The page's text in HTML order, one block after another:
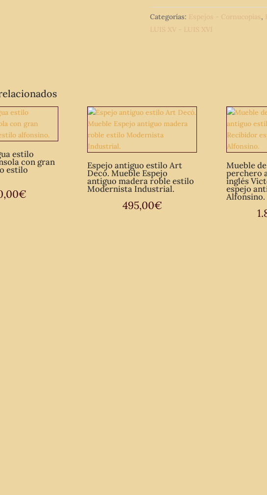
estilo
Luis
XV.
cantidad
Categorías: Espejos - Cornucopias,
LUIS XV - LUIS XVI
estilo
con gran
estilo
€
Espejo antiguo estilo Art
Decó. Mueble Espejo
antiguo madera roble estilo
Modernista Industrial.
495,00€
Mueble
perchero
inglés
espejo
Alfonsino.